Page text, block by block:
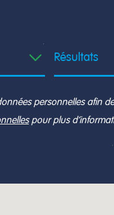
personnelles
pour plus